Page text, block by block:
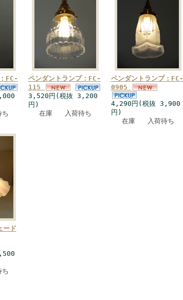
FC-
ペンダントランプ：FC-
115
3,520円(税抜 3,200
円)
在庫 入荷待ち
ペンダントランプ：FC-
0905
4,290円(税抜 3,900
円)
在庫 入荷待ち
ード